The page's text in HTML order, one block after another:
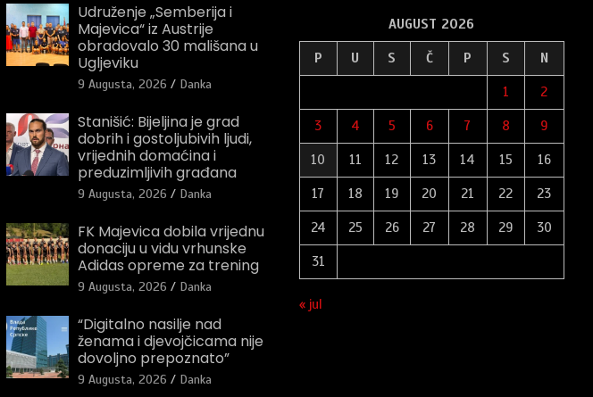
Udruženje „Semberija i
Majevica“ iz Austrije
obradovalo 30 mališana u
Ugljeviku
9 Augusta, 2026 Danka
Stanišić: Bijeljina je grad
dobrih i gostoljubivih ljudi,
vrijednih domaćina i
preduzimljivih građana
9 Augusta, 2026 Danka
FK Majevica dobila vrijednu
donaciju u vidu vrhunske
Adidas opreme za trening
9 Augusta, 2026 Danka
“Digitalno nasilje nad
ženama i djevojčicama nije
dovoljno prepoznato”
9 Augusta, 2026 Danka
AUGUST 2026
P U S Č P S N
1 2
3 4 5 6 7 8 9
10 11 12 13 14 15 16
17 18 19 20 21 22 23
24 25 26 27 28 29 30
31
« jul